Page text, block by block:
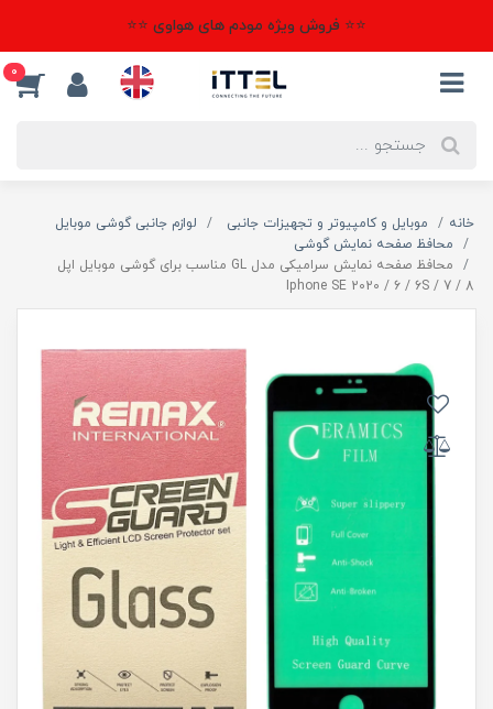
⭐⭐ فروش ویژه مودم های هواوی ⭐⭐
0
خانه موبایل و کامپیوتر و تجهیزات جانبی
لوازم جانبی گوشی موبایل
محافظ صفحه نمایش گوشی
محافظ صفحه نمایش سرامیکی مدل GL مناسب برای گوشی موبایل اپل
Iphone SE 2020 / 6 / 6S / 7 / 8